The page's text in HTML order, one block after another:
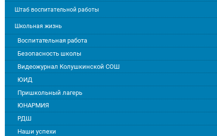
Штаб воспитательной работы
Школьная жизнь
Воспитательная работа
Безопасность школы
Видеожурнал Колушкинской СОШ
ЮИД
Пришкольный лагерь
ЮНАРМИЯ
РДШ
Наши успехи